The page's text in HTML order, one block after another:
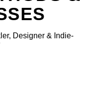
Designer & Indie-